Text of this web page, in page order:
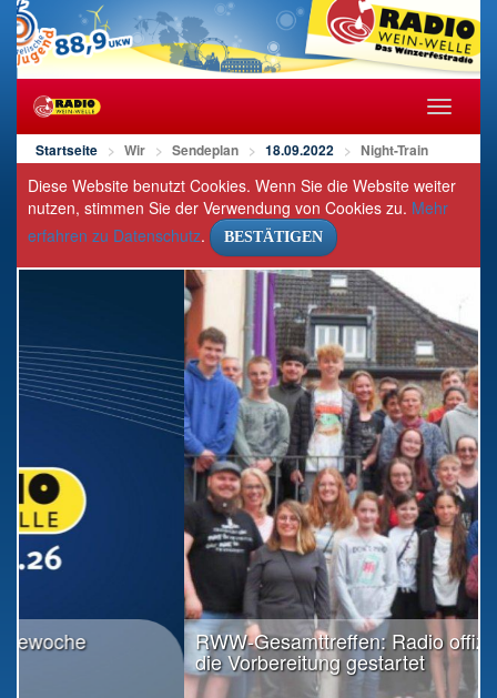
öffnen/
Startseite Wir Sendeplan 18.09.2022 Night-Train
Diese Website benutzt Cookies. Wenn Sie die Website weiter
nutzen, stimmen Sie der Verwendung von Cookies zu. Mehr
erfahren zu Datenschutz. BESTÄTIGEN
RWW-Gesamttreffen: Radio offiziell in
die Vorbereitung gestartet